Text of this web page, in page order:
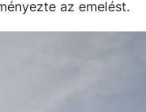
az emelést.